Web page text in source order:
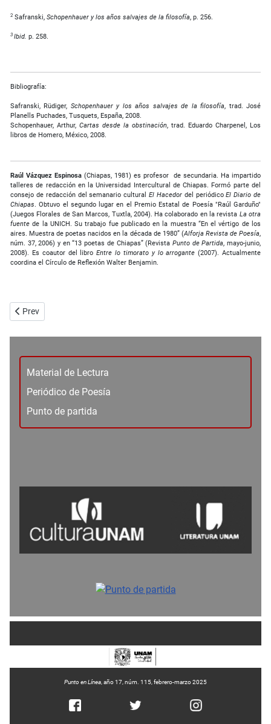
Material de Lectura
Periódico de Poesía
Punto de partida
2 Safranski, Schopenhauer y los años salvajes de la filosofía, p. 256.
3 Ibid. p. 258.
Bibliografía:
Safranski, Rüdiger, Schopenhauer y los años salvajes de la filosofía, trad. José
Planells Puchades, Tusquets, España, 2008.
Schopenhauer, Arthur, Cartas desde la obstinación, trad. Eduardo Charpenel, Los
libros de Homero, México, 2008.
Raúl Vázquez Espinosa (Chiapas, 1981) es profesor de secundaria. Ha impartido
talleres de redacción en la Universidad Intercultural de Chiapas. Formó parte del
consejo de redacción del semanario cultural El Hacedor del periódicoEl Diario de
Chiapas. Obtuvo el segundo lugar en el Premio Estatal de Poesía "Raúl Garduño"
(Juegos Florales de San Marcos, Tuxtla, 2004). Ha colaborado en la revista La otra
fuente de la UNICH. Su trabajo fue publicado en la muestra “En el vértigo de los
aires. Muestra de poetas nacidos en la década de 1980” (Alforja Revista de Poesía,
núm. 37, 2006) y en “13 poetas de Chiapas” (Revista Punto de Partida, mayo-junio,
2008). Es coautor del libroEntre lo timorato y lo arrogante (2007). Actualmente
coordina el Círculo de Reflexión Walter Benjamin.
Previous article: La memoria mítica - Faustino López
Prev
Punto en Línea , año 17, núm. 115, febrero-marzo 2025